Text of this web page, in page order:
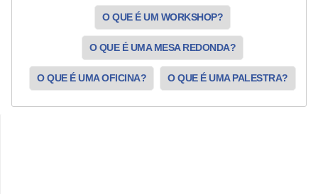
O QUE É UM WORKSHOP?
O QUE É UMA MESA REDONDA?
O QUE É UMA OFICINA? O QUE É UMA PALESTRA?